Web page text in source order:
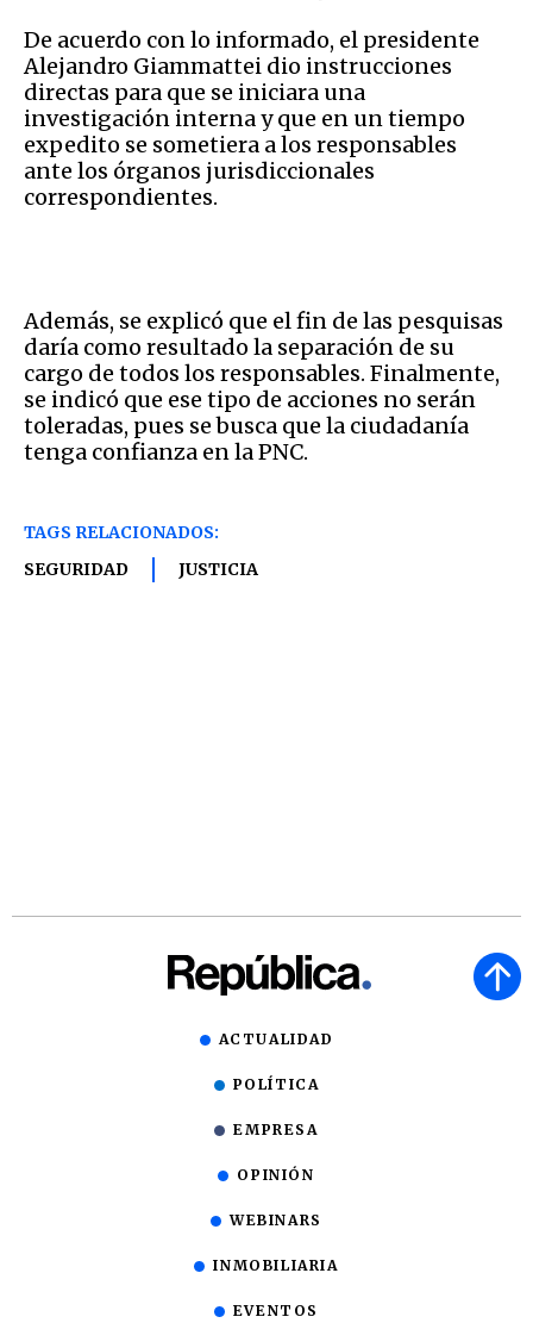
De acuerdo con lo informado, el presidente
Alejandro Giammattei dio instrucciones
directas para que se iniciara una
investigación interna y que en un tiempo
expedito se sometiera a los responsables
ante los órganos jurisdiccionales
correspondientes.
Además, se explicó que el fin de las pesquisas
daría como resultado la separación de su
cargo de todos los responsables. Finalmente,
se indicó que ese tipo de acciones no serán
toleradas, pues se busca que la ciudadanía
tenga confianza en la PNC.
TAGS RELACIONADOS:
SEGURIDAD
JUSTICIA
ACTUALIDAD
POLÍTICA
EMPRESA
OPINIÓN
WEBINARS
INMOBILIARIA
EVENTOS